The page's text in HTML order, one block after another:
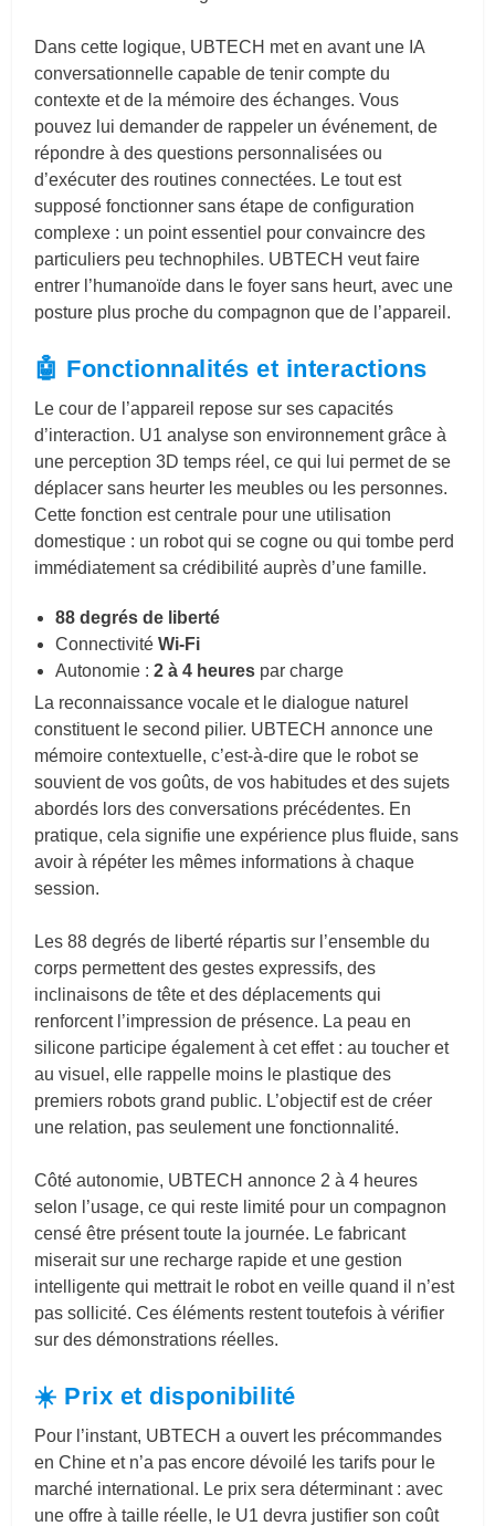
Dans cette logique, UBTECH met en avant une IA
conversationnelle capable de tenir compte du
contexte et de la mémoire des échanges. Vous
pouvez lui demander de rappeler un événement, de
répondre à des questions personnalisées ou
d’exécuter des routines connectées. Le tout est
supposé fonctionner sans étape de configuration
complexe : un point essentiel pour convaincre des
particuliers peu technophiles. UBTECH veut faire
entrer l’humanoïde dans le foyer sans heurt, avec une
posture plus proche du compagnon que de l’appareil.
🤖 Fonctionnalités et interactions
Le cour de l’appareil repose sur ses capacités
d’interaction. U1 analyse son environnement grâce à
une perception 3D temps réel, ce qui lui permet de se
déplacer sans heurter les meubles ou les personnes.
Cette fonction est centrale pour une utilisation
domestique : un robot qui se cogne ou qui tombe perd
immédiatement sa crédibilité auprès d’une famille.
88 degrés de liberté
ConnectivitéWi-Fi
Autonomie :2 à 4 heures par charge
La reconnaissance vocale et le dialogue naturel
constituent le second pilier. UBTECH annonce une
mémoire contextuelle, c’est-à-dire que le robot se
souvient de vos goûts, de vos habitudes et des sujets
abordés lors des conversations précédentes. En
pratique, cela signifie une expérience plus fluide, sans
avoir à répéter les mêmes informations à chaque
session.
Les 88 degrés de liberté répartis sur l’ensemble du
corps permettent des gestes expressifs, des
inclinaisons de tête et des déplacements qui
renforcent l’impression de présence. La peau en
silicone participe également à cet effet : au toucher et
au visuel, elle rappelle moins le plastique des
premiers robots grand public. L’objectif est de créer
une relation, pas seulement une fonctionnalité.
Côté autonomie, UBTECH annonce 2 à 4 heures
selon l’usage, ce qui reste limité pour un compagnon
censé être présent toute la journée. Le fabricant
miserait sur une recharge rapide et une gestion
intelligente qui mettrait le robot en veille quand il n’est
pas sollicité. Ces éléments restent toutefois à vérifier
sur des démonstrations réelles.
☀️ Prix et disponibilité
Pour l’instant, UBTECH a ouvert les précommandes
en Chine et n’a pas encore dévoilé les tarifs pour le
marché international. Le prix sera déterminant : avec
une offre à taille réelle, le U1 devra justifier son coût